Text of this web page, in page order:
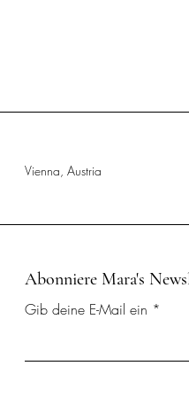
Vienna, Austria
Abonniere Mara's
Gib deine E-Mail ein